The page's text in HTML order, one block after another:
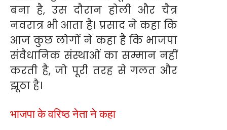
बना है, उस दौरान होली और चैत्र
नवरात्र भी आता है। प्रसाद ने कहा कि
आज कुछ लोगों ने कहा है कि भाजपा
संवैधानिक संस्थाओं का सम्मान नहीं
करती है, जो पूरी तरह से गलत और
झूठा है।
भाजपा के वरिष्ठ नेता ने कहा